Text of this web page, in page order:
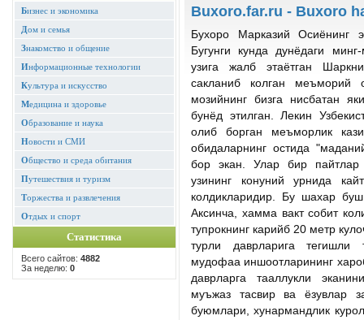
Бизнес и экономика
Дом и семья
Знакомство и общение
Информационные технологии
Культура и искусство
Медицина и здоровье
Образование и наука
Новости и СМИ
Общество и среда обитания
Путешествия и туризм
Торжества и развлечения
Отдых и спорт
Статистика
Всего сайтов: 4882
За неделю: 0
Buxoro.far.ru - Buxoro
Бухоро Марказий Осиёнинг
Бугунги кунда дунёдаги
узига жалб этаётган
сакланиб колган меъморий
мозийнинг бизга нисбатан
бунёд этилган. Лекин
олиб борган меъморлик
обидаларнинг остида
бор экан. Улар бир
узининг конуний урнида
колдикларидир. Бу шахар
Аксинча, хамма вакт собит
тупрокнинг карийб 20 метр
турли даврларига тегишли
мудофаа иншоотларининг
даврларга тааллукли
муъжаз тасвир ва ёзувлар
буюмлари, хунармандлик